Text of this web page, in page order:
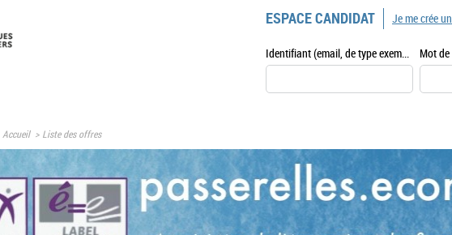
ESPACE CANDIDAT
Identifiant (email, de type exemple@exemple.fr) Mot
Je me crée
Accueil Liste des offres